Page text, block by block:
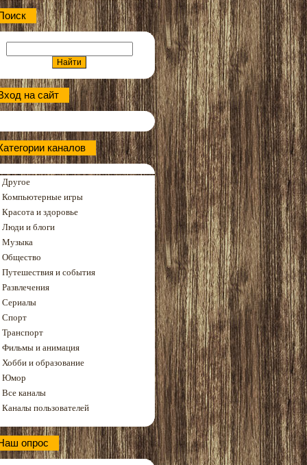
на сайт
каналов
Другое
Компьютерные игры
Красота и здоровье
Люди и блоги
Музыка
Общество
Путешествия и события
Развлечения
Сериалы
Спорт
Транспорт
Фильмы и анимация
Хобби и образование
Юмор
Все каналы
Каналы пользователей
опрос